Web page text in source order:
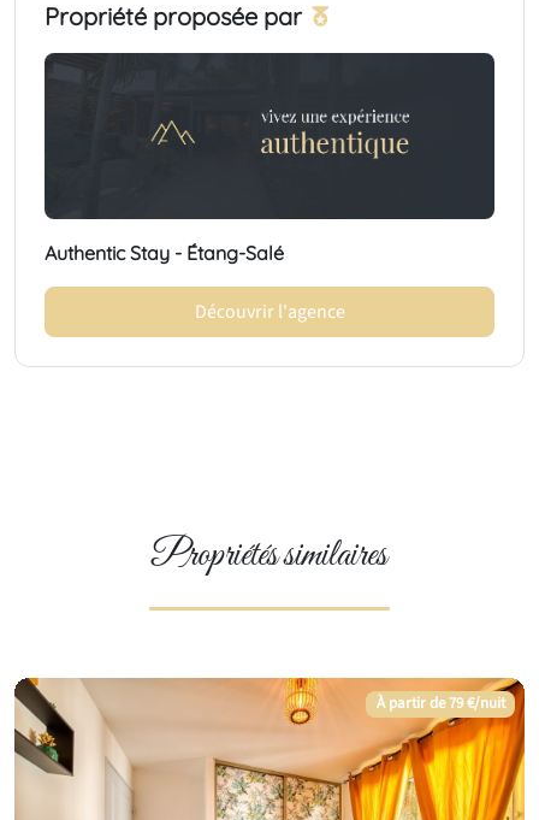
Propriété proposée par
Authentic Stay - Étang-Salé
Découvrir l'agence
Propriétés similaires
À partir de 79 €/nuit